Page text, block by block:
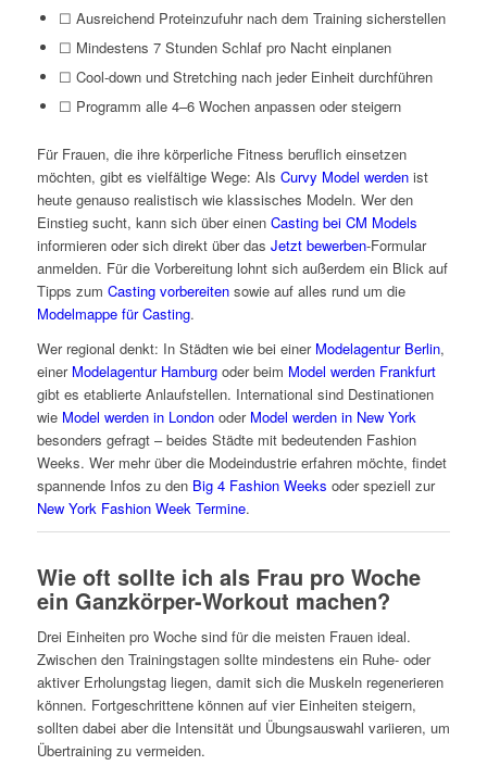
☐ Ausreichend Proteinzufuhr nach dem Training sicherstellen
☐ Mindestens 7 Stunden Schlaf pro Nacht einplanen
☐ Cool-down und Stretching nach jeder Einheit durchführen
☐ Programm alle 4–6 Wochen anpassen oder steigern
Für Frauen, die ihre körperliche Fitness beruflich einsetzen
möchten, gibt es vielfältige Wege: Als Curvy Model werdenist
heute genauso realistisch wie klassisches Modeln. Wer den
Einstieg sucht, kann sich über einen Casting bei CM Models
informieren oder sich direkt über das Jetzt bewerben-Formular
anmelden. Für die Vorbereitung lohnt sich außerdem ein Blick auf
Tipps zum Casting vorbereitensowie auf alles rund um die
Modelmappe für Casting.
Wer regional denkt: In Städten wie bei einer Modelagentur Berlin,
einer Modelagentur Hamburgoder beim Model werden Frankfurt
gibt es etablierte Anlaufstellen. International sind Destinationen
wie Model werden in Londonoder Model werden in New York
besonders gefragt – beides Städte mit bedeutenden Fashion
Weeks. Wer mehr über die Modeindustrie erfahren möchte, findet
spannende Infos zu den Big 4 Fashion Weeks oder speziell zur
New York Fashion Week Termine.
Wie oft sollte ich als Frau pro Woche
ein Ganzkörper-Workout machen?
Drei Einheiten pro Woche sind für die meisten Frauen ideal.
Zwischen den Trainingstagen sollte mindestens ein Ruhe- oder
aktiver Erholungstag liegen, damit sich die Muskeln regenerieren
können. Fortgeschrittene können auf vier Einheiten steigern,
sollten dabei aber die Intensität und Übungsauswahl variieren, um
Übertraining zu vermeiden.